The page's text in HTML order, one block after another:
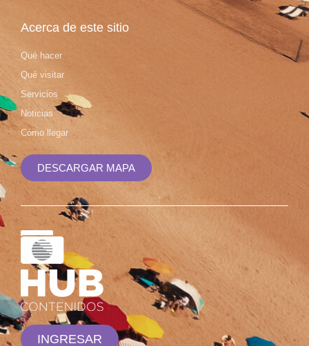
Acerca de este sitio
Qué hacer
Qué visitar
Servicios
Noticias
Cómo llegar
DESCARGAR MAPA
INGRESAR